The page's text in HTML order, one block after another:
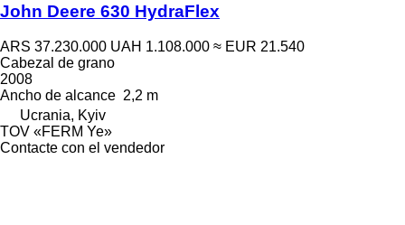
John Deere 630 HydraFlex
ARS 37.230.000 UAH 1.108.000 ≈ EUR 21.540
Cabezal de grano
2008
Ancho de alcance 2,2 m
Ucrania, Kyiv
TOV «FERM Ye»
Contacte con el vendedor